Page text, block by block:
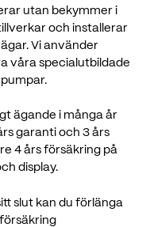
utan bekymmer i
och installerar
Vi använder
våra specialutbildade
ägande i många år
garanti och 3 års
4 års försäkring på
display.
slut kan du förlänga